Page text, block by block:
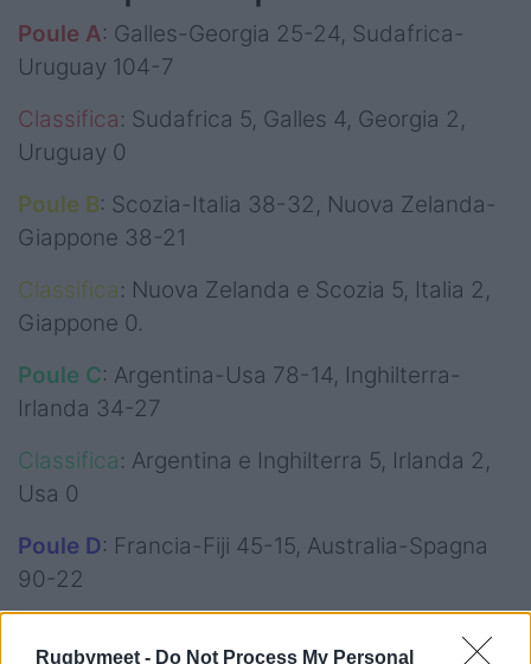
Rugbymeet - Do Not Process My Personal
Poule A: Galles-Georgia 25-24, Sudafrica-
Uruguay 104-7
Classifica: Sudafrica 5, Galles 4, Georgia 2,
Uruguay 0
Poule B: Scozia-Italia 38-32, Nuova Zelanda-
Giappone 38-21
Classifica: Nuova Zelanda e Scozia 5, Italia 2,
Giappone 0.
Poule C: Argentina-Usa 78-14, Inghilterra-
Irlanda 34-27
Classifica: Argentina e Inghilterra 5, Irlanda 2,
Usa 0
Poule D: Francia-Fiji 45-15, Australia-Spagna
90-22
: Australia e Francia 5, Spagna 1, Fiji 0.